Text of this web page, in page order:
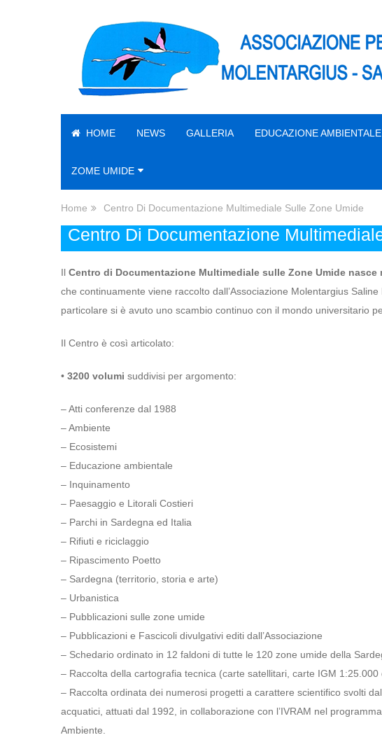
HOME NEWS GALLERIA EDUCAZIONE AMBIENTALE
ZOME UMIDE
Home Centro Di Documentazione Multimediale Sulle Zone Umide
Centro Di Documentazione
Il Centro di Documentazione Multimediale sulle Zone Umide nasce
che continuamente viene raccolto dall’Associazione Molentargius
particolare si è avuto uno scambio continuo con il mondo universitario
Il Centro è così articolato:
• 3200 volumi suddivisi per argomento:
– Atti conferenze dal 1988
– Ambiente
– Ecosistemi
– Educazione ambientale
– Inquinamento
– Paesaggio e Litorali Costieri
– Parchi in Sardegna ed Italia
– Rifiuti e riciclaggio
– Ripascimento Poetto
– Sardegna (territorio, storia e arte)
– Urbanistica
– Pubblicazioni sulle zone umide
– Pubblicazioni e Fascicoli divulgativi editi dall’Associazione
– Schedario ordinato in 12 faldoni di tutte le 120 zone umide della
– Raccolta della cartografia tecnica (carte satellitari, carte IGM 1:25.000
– Raccolta ordinata dei numerosi progetti a carattere scientifico svolti
acquatici, attuati dal 1992, in collaborazione con l’IVRAM nel
Ambiente.